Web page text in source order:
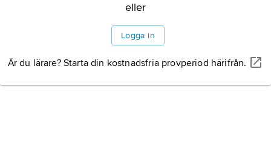
eller
Logga in
Är du lärare? Starta din kostnadsfria provperiod härifrån.